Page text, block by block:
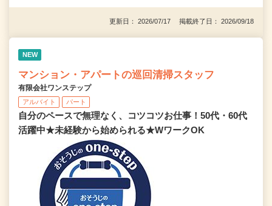
更新日： 2026/07/17 掲載終了日： 2026/09/18
NEW
マンション・アパートの巡回清掃スタッフ
有限会社ワンステップ
アルバイト パート
自分のペースで無理なく、コツコツお仕事！50代・60代
活躍中★未経験から始められる★WワークOK